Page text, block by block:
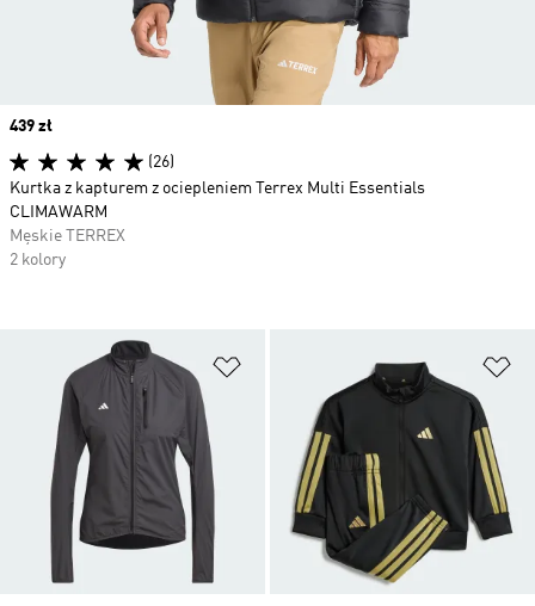
Dodaj do listy życzeń
Price
439 zł
(26)
Kurtka z kapturem z ociepleniem Terrex Multi Essentials
CLIMAWARM
Męskie TERREX
2 kolory